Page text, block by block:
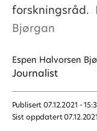
forskningsråd.
Bjørgan
Espen Halvorsen
Journalist
Publisert
07.12.2021 -
Sist oppdatert